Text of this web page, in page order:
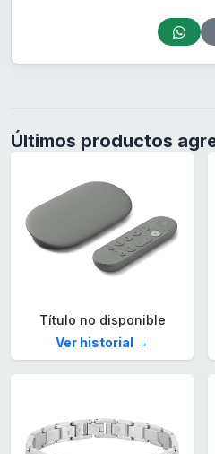
Últimos productos
Título no disponible
Ver historial →